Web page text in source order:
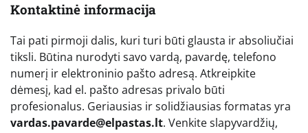
Kontaktinė informacija
Tai pati pirmoji dalis, kuri turi būti glausta ir absoliučiai
tiksli. Būtina nurodyti savo vardą, pavardę, telefono
numerį ir elektroninio pašto adresą. Atkreipkite
dėmesį, kad el. pašto adresas privalo būti
profesionalus. Geriausias ir solidžiausias formatas yra
vardas.pavarde@elpastas.lt. Venkite slapyvardžių,